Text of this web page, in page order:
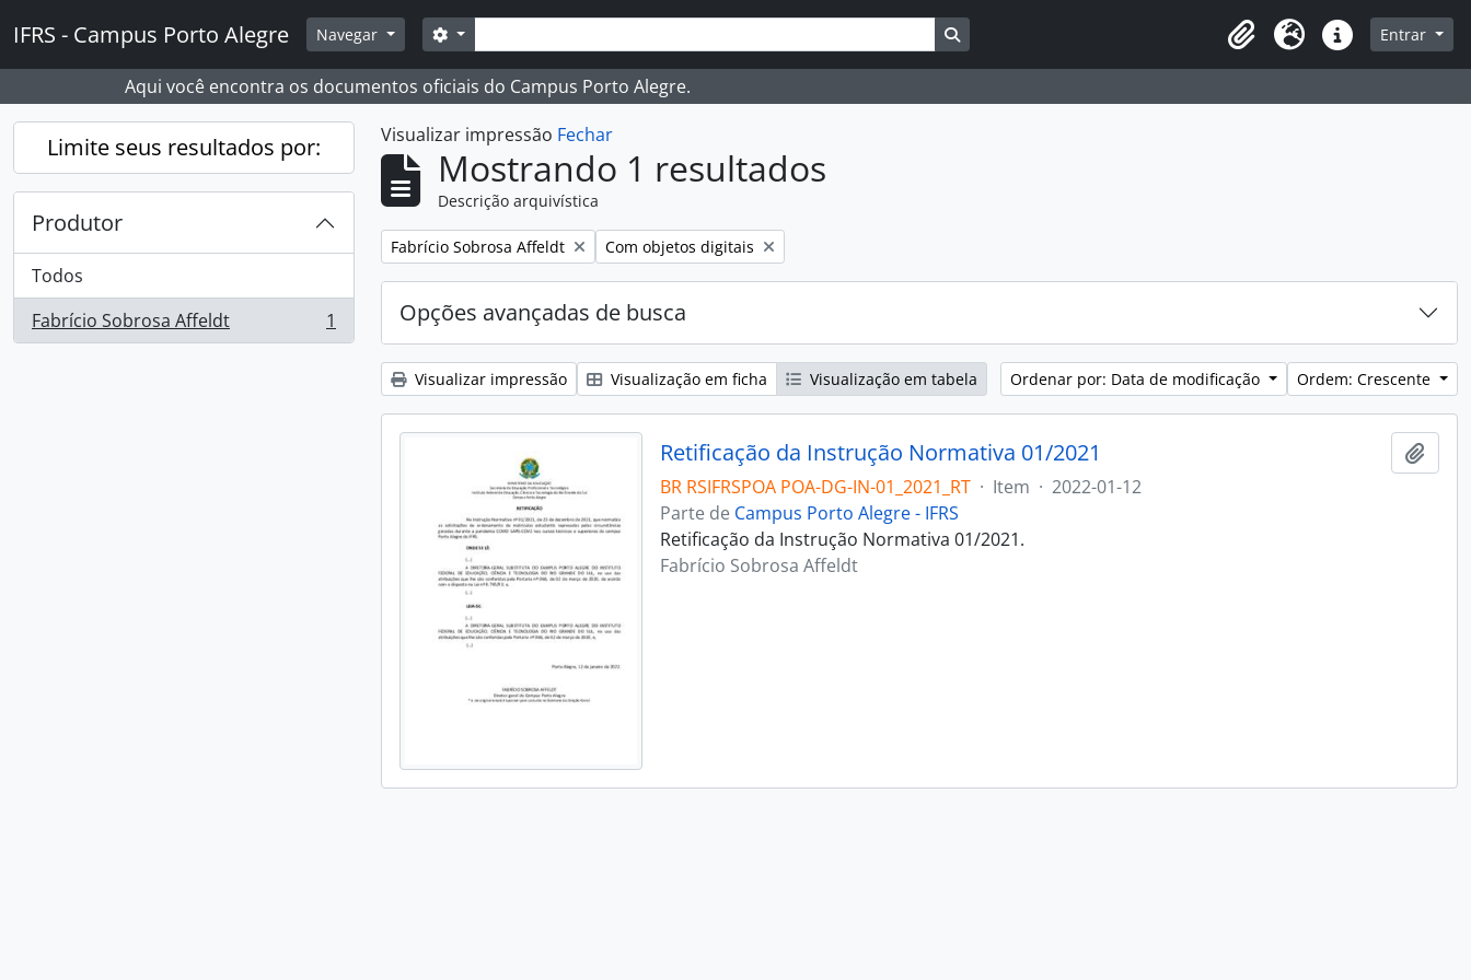
IFRS - Campus Porto Alegre Navegar Buscar
Opções de busca Busque na página de navegação
Idioma Atalhos Entrar
Aqui você encontra os documentos oficiais do Campus Porto Alegre.
Limite seus resultados por:
Produtor
Todos
Fabrício Sobrosa Affeldt
, 1 resultados 1
Visualizar impressão Fechar
Mostrando 1 resultados
Descrição arquivística
Remover filtro:
Fabrício Sobrosa Affeldt Remover filtro:
Com objetos digitais
Opções avançadas de busca
Visualizar impressão Visualização em ficha Visualização em tabela Ordenar por: Data de modificação Ordem: Crescente
Retificação da Instrução Normativa 01/2021
BR RSIFRSPOA POA-DG-IN-01_2021_RT · Item · 2022-01-12
Parte de Campus Porto Alegre - IFRS
Retificação da Instrução Normativa 01/2021.
Fabrício Sobrosa Affeldt